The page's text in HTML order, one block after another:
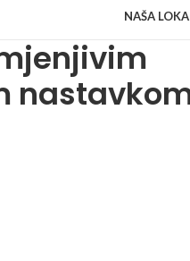
NAŠA